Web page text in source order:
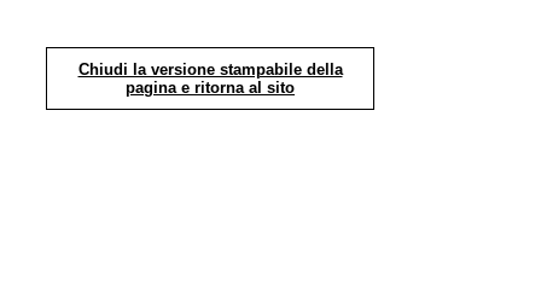
Chiudi la versione stampabile della
pagina e ritorna al sito